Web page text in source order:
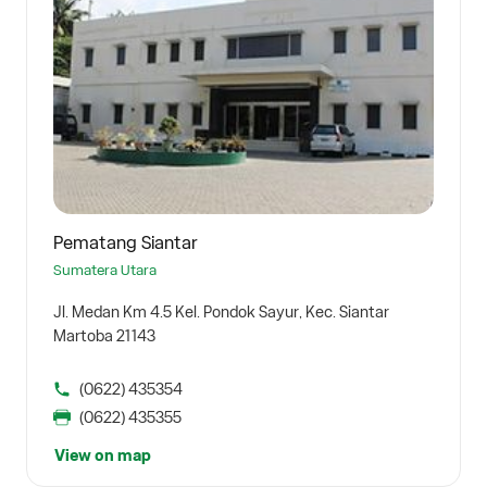
Pematang Siantar
Sumatera Utara
Jl. Medan Km 4.5 Kel. Pondok Sayur, Kec. Siantar
Martoba 21143
(0622) 435354
(0622) 435355
View on map